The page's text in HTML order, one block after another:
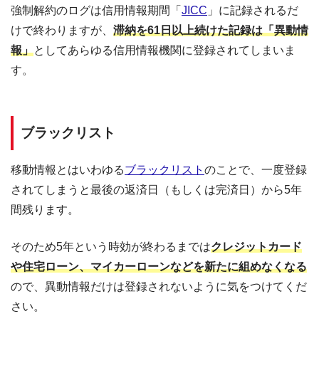
強制解約のログは信用情報期間「 JICC 」に記録されるだ
けで終わりますが、 滞納を61日以上続けた記録は「異動情
報」としてあらゆる信用情報機関に登録されてしまいま
す。
ブラックリスト
移動情報とはいわゆるブラックリスト のことで、一度登録
されてしまうと最後の返済日（もしくは完済日）から5年
間残ります。
そのため5年という時効が終わるまではクレジットカード
や住宅ローン、マイカーローンなどを新たに組めなくなる
ので、異動情報だけは登録されないように気をつけてくだ
さい。